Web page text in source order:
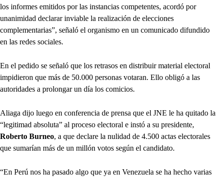
los informes emitidos por las instancias competentes, acordó por
unanimidad declarar inviable la realización de elecciones
complementarias”, señaló el organismo en un comunicado difundido
en las redes sociales.
En el pedido se señaló que los retrasos en distribuir material electoral
impidieron que más de 50.000 personas votaran. Ello obligó a las
autoridades a prolongar un día los comicios.
Aliaga dijo luego en conferencia de prensa que el JNE le ha quitado la
“legitimad absoluta” al proceso electoral e instó a su presidente,
Roberto Burneo, a que declare la nulidad de 4.500 actas electorales
que sumarían más de un millón votos según el candidato.
“En Perú nos ha pasado algo que ya en Venezuela se ha hecho varias